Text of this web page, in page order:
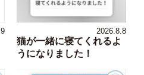
2026.8.8
猫が一緒に寝てくれるよ
うになりました！